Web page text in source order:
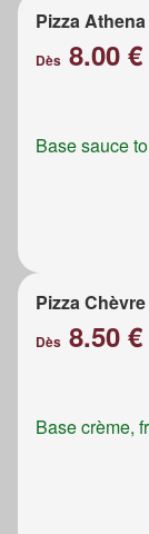
Pizza Athena
Dès 8.00 €
Base sauce
Pizza
Dès 8.50 €
Base crème,